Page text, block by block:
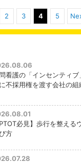
2 3 4 5
看護の「インセンティ
不採用権を渡す会社の組
PTOT必見】歩行を整え
方